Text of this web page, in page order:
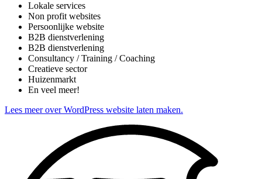
Lokale services
Non profit websites
Persoonlijke website
B2B dienstverlening
B2B dienstverlening
Consultancy / Training / Coaching
Creatieve sector
Huizenmarkt
En veel meer!
Lees meer over WordPress website laten maken.